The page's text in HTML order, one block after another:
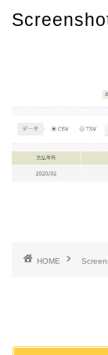
HOME